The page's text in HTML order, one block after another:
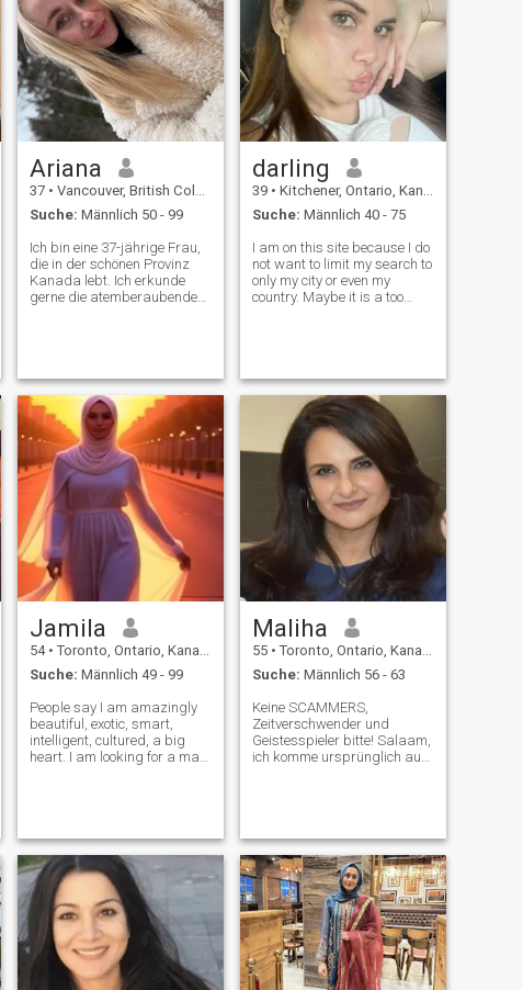
Ariana
37 • Vancouver, British Columbia, Kanada
Suche: Männlich 50 - 99
Ich bin eine 37-jährige Frau,
die in der schönen Provinz
Kanada lebt. Ich erkunde
gerne die atemberaubende
versuche ich gerne neue
Rezepte aus, tauche in ein
gutes Buch ein und verbringe
tolle Zeit mit Freunden und
Familie. Ich bin
leidenschaftlich daran
interessiert, die Abenteuer
des Lebens zu genießen und
Freude an den kleinen
Dingen zu finden!
darling
39 • Kitchener, Ontario, Kanada
Suche: Männlich 40 - 75
I am on this site because I do
not want to limit my search to
only my city or even my
country. Maybe it is a too
romantic person. So, if you ar
Jamila
54 • Toronto, Ontario, Kanada
Suche: Männlich 49 - 99
People say I am amazingly
beautiful, exotic, smart,
intelligent, cultured, a big
heart. I am looking for a man
hehe on this website men
wan
Maliha
55 • Toronto, Ontario, Kanada
Suche: Männlich 56 - 63
Keine SCAMMERS,
Zeitverschwender und
Geistesspieler bitte! Salaam,
ich komme ursprünglich aus
esse gerne gesund,
meditiere, liebe die Natur,
mache lange Spaziergänge
und lese Bücher usw.